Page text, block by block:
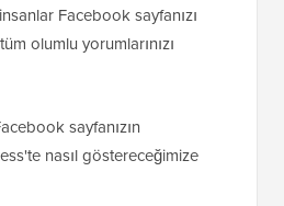
Facebook sayfanızı
olumlu yorumlarınızı
sayfanızın
nasıl göstereceğimize